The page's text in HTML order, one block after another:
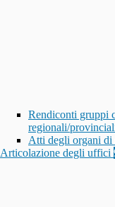
Rendiconti gruppi
regionali/
Atti degli organi di
Articolazione degli uffici